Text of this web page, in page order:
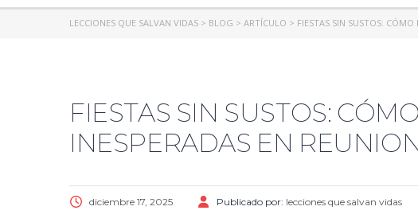
LECCIONES QUE SALVAN VIDAS > BLOG > ARTÍCULO > FIESTAS SIN SUSTOS:
FIESTAS SIN SUSTOS:
INESPERADAS EN
diciembre 17, 2025 Publicado por: lecciones que salvan vidas